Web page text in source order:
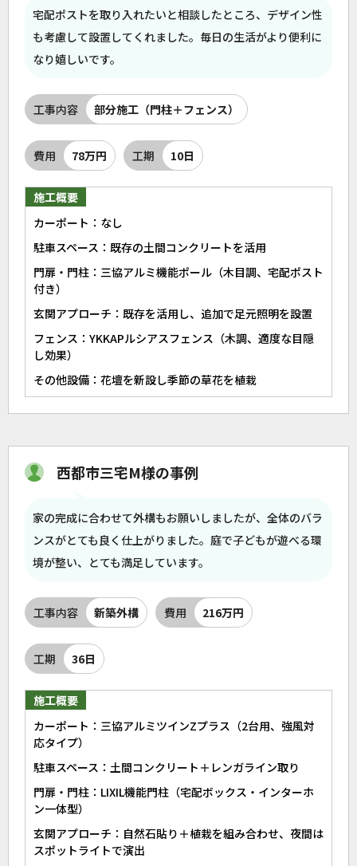
宅配ポストを取り入れたいと相談したところ、デザイン性
も考慮して設置してくれました。毎日の生活がより便利に
なり嬉しいです。
工事内容 部分施工（門柱＋フェンス）
費用 78万円 工期 10日
施工概要
カーポート：なし
駐車スペース：既存の土間コンクリートを活用
門扉・門柱：三協アルミ機能ポール（木目調、宅配ポスト
付き）
玄関アプローチ：既存を活用し、追加で足元照明を設置
フェンス：YKKAPルシアスフェンス（木調、適度な目隠
し効果）
その他設備：花壇を新設し季節の草花を植栽
西都市三宅M様の事例
家の完成に合わせて外構もお願いしましたが、全体のバラ
ンスがとても良く仕上がりました。庭で子どもが遊べる環
境が整い、とても満足しています。
工事内容 新築外構 費用 216万円
工期 36日
施工概要
カーポート：三協アルミツインZプラス（2台用、強風対
応タイプ）
駐車スペース：土間コンクリート＋レンガライン取り
門扉・門柱：LIXIL機能門柱（宅配ボックス・インターホ
ン一体型）
玄関アプローチ：自然石貼り＋植栽を組み合わせ、夜間は
スポットライトで演出